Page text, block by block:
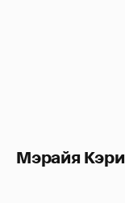
Мэрайя Кэри